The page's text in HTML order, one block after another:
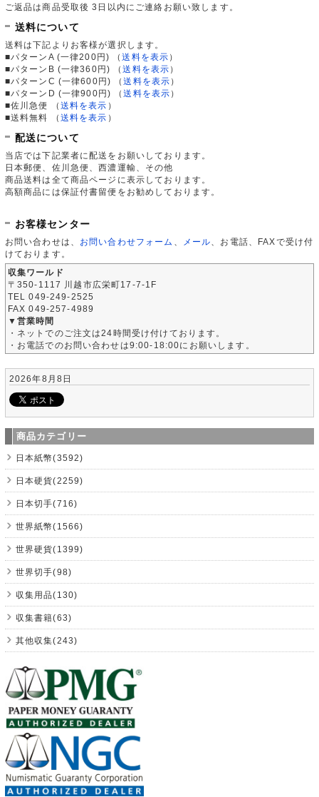
ご返品は商品受取後 3日以内にご連絡お願い致します。
送料について
送料は下記よりお客様が選択します。
■パターンA (一律200円)
（送料を表示 ）
■パターンB (一律360円)
（送料を表示 ）
■パターンC (一律600円)
（送料を表示 ）
■パターンD (一律900円)
（送料を表示 ）
■佐川急便
（ 送料を表示 ）
■送料無料
（ 送料を表示 ）
配送について
当店では下記業者に配送をお願いしております。
日本郵便、佐川急便、西濃運輸、その他
商品送料は全て商品ページに表示しております。
高額商品には保証付書留便をお勧めしております。
お客様センター
お問い合わせは、 お問い合わせフォーム メール 、お電話、FAXで受け付
けております。
収集ワールド
〒350-1117 川越市広栄町17-7-1F
TEL 049-249-2525
FAX 049-257-4989
▼営業時間
・ネットでのご注文は24時間受け付けております。
・お電話でのお問い合わせは9:00-18:00にお願いします。
2026年8月8日
商品カテゴリー
日本紙幣(3592)
日本硬貨(2259)
日本切手(716)
世界紙幣(1566)
世界硬貨(1399)
世界切手(98)
収集用品(130)
収集書籍(63)
其他収集(243)